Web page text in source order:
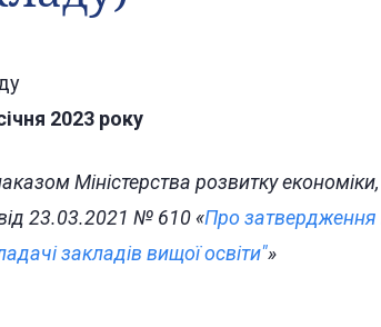
2023 року
Міністерства розвитку економіки,
23.03.2021 № 610 «Про затвердження
закладів вищої освіти"»